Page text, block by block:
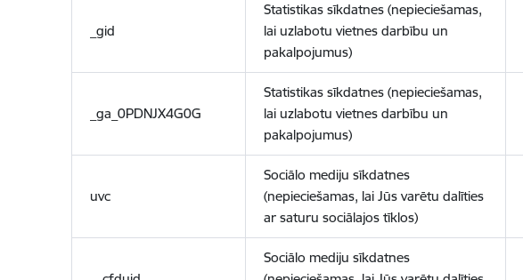
_gid
Statistikas sīkdatnes (nepieciešamas,
lai uzlabotu vietnes darbību un
pakalpojumus)
_ga_0PDNJX4G0G
Statistikas sīkdatnes (nepieciešamas,
lai uzlabotu vietnes darbību un
pakalpojumus)
uvc
Sociālo mediju sīkdatnes
(nepieciešamas, lai Jūs varētu dalīties
ar saturu sociālajos tīklos)
Sociālo mediju sīkdatnes